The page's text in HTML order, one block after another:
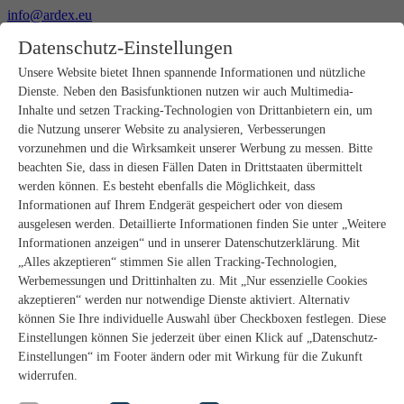
info@ardex.eu
Deutsch
Produkte
Produktübersicht
Rohbau
Estrichverlegung
Untergrundvorbereitung
Bodenspachtelmassen
Abdichtungen
Fliesenkleber
Fugenmörtel
Fugendichtstoffe
Montagekleber
Natursteinverlegung
Bodenbelags- und Parkettklebstoffe
Wandspachtelmassen
Zubehör
PANDOMO®
Datenschutz-Einstellungen
Unsere Website bietet Ihnen spannende Informationen und nützliche
Dienste. Neben den Basisfunktionen nutzen wir auch Multimedia-
Inhalte und setzen Tracking-Technologien von Drittanbietern ein, um
die Nutzung unserer Website zu analysieren, Verbesserungen
vorzunehmen und die Wirksamkeit unserer Werbung zu messen. Bitte
beachten Sie, dass in diesen Fällen Daten in Drittstaaten übermittelt
werden können. Es besteht ebenfalls die Möglichkeit, dass
Informationen auf Ihrem Endgerät gespeichert oder von diesem
ausgelesen werden. Detaillierte Informationen finden Sie unter „Weitere
Informationen anzeigen“ und in unserer Datenschutzerklärung. Mit
„Alles akzeptieren“ stimmen Sie allen Tracking-Technologien,
Werbemessungen und Drittinhalten zu. Mit „Nur essenzielle Cookies
akzeptieren“ werden nur notwendige Dienste aktiviert. Alternativ
können Sie Ihre individuelle Auswahl über Checkboxen festlegen. Diese
Einstellungen können Sie jederzeit über einen Klick auf „Datenschutz-
Einstellungen“ im Footer ändern oder mit Wirkung für die Zukunft
widerrufen.